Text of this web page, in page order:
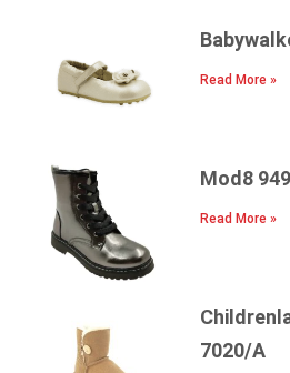
Read More »
Mod8
Read More »
7020/A